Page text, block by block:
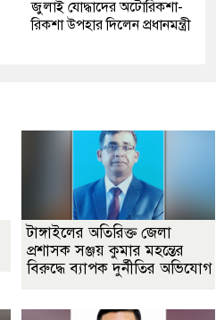
জুলাই যোদ্ধাদের অটোরিকশা-
রিকশা উপহার দিলেন প্রধানমন্ত্রী
টাঙ্গাইলের অতিরিক্ত জেলা
প্রশাসক সঞ্জয় কুমার মহন্তের
বিরুদ্ধে ব্যাপক দুর্নীতির অভিযোগ